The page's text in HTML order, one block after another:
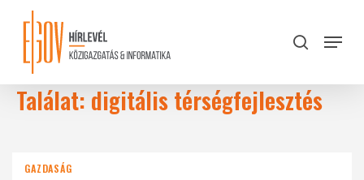
content
search
Menu
Találat: digitális térségfejlesztés
GAZDASÁG
Close